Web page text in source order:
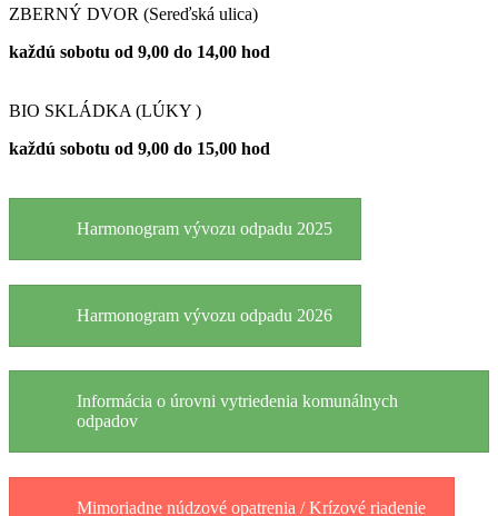
ZBERNÝ DVOR (Sereďská ulica)
každú sobotu od 9,00 do 14,00 hod
BIO SKLÁDKA (LÚKY )
každú sobotu od 9,00 do 15,00 hod
Harmonogram vývozu odpadu 2025
Harmonogram vývozu odpadu 2026
Informácia o úrovni vytriedenia komunálnych
odpadov
Mimoriadne núdzové opatrenia / Krízové riadenie